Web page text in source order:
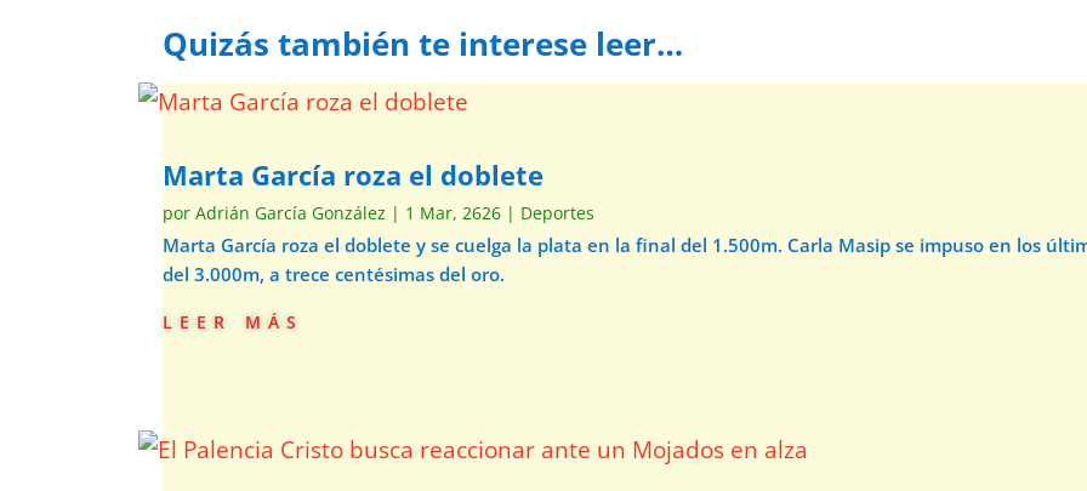
Quizás también te interese leer…
Marta García roza el doblete
porAdrián García González | 1 Mar, 2626 | Deportes
Marta García roza el doblete y se cuelga la plata en la final del 1.500m. Carla Masip se impuso en los
del 3.000m, a trece centésimas del oro.
leer más